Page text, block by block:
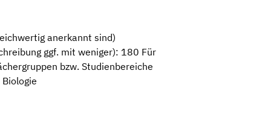
anerkannt sind)
ggf. mit weniger): 180 Für
bzw. Studienbereiche